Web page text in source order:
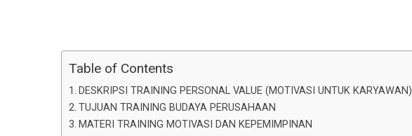
Table of Contents
DESKRIPSI TRAINING PERSONAL VALUE (MOTIVASI UNTUK KARYAWAN)
TUJUAN TRAINING BUDAYA PERUSAHAAN
MATERI TRAINING MOTIVASI DAN KEPEMIMPINAN